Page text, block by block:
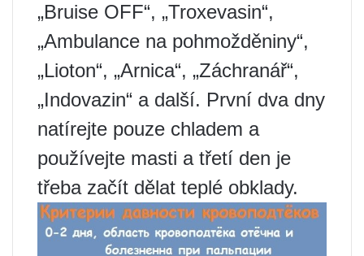
„Bruise OFF“, „Troxevasin“,
„Ambulance na pohmožděniny“,
„Lioton“, „Arnica“, „Záchranář“,
„Indovazin“ a další. První dva dny
natírejte pouze chladem a
používejte masti a třetí den je
třeba začít dělat teplé obklady.